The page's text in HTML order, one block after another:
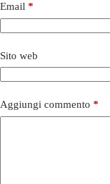
Email *
Sito web
Aggiungi commento *